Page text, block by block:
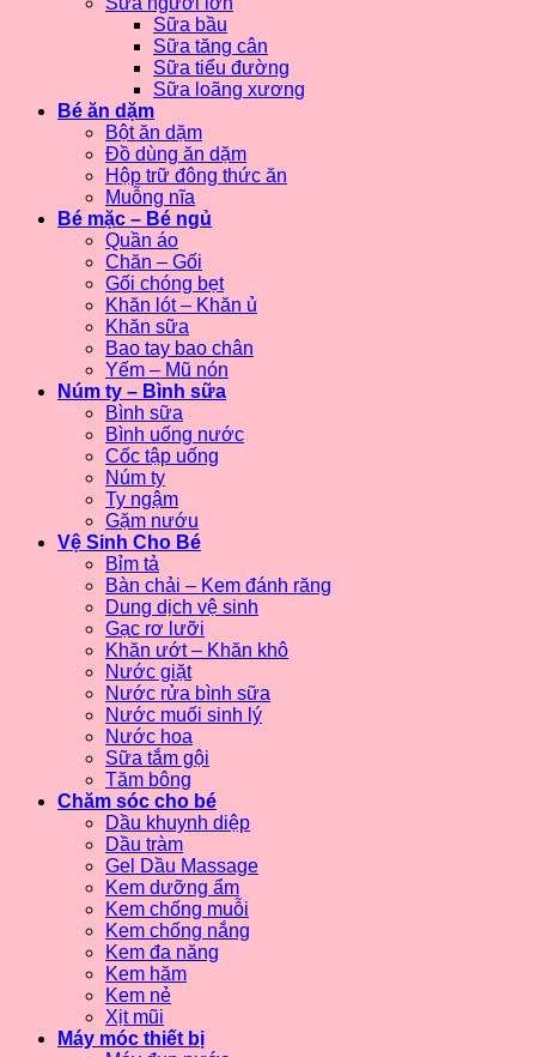
Sữa bầu
Sữa tăng cân
Sữa tiểu đường
Sữa loãng xương
Bé ăn dặm
Bột ăn dặm
Đồ dùng ăn dặm
Hộp trữ đông thức ăn
Muỗng nĩa
Bé mặc – Bé ngủ
Quần áo
Chăn – Gối
Gối chóng bẹt
Khăn lót – Khăn ủ
Khăn sữa
Bao tay bao chân
Yếm – Mũ nón
Núm ty – Bình sữa
Bình sữa
Bình uống nước
Cốc tập uống
Núm ty
Ty ngậm
Gặm nướu
Vệ Sinh Cho Bé
Bỉm tả
Bàn chải – Kem đánh răng
Dung dịch vệ sinh
Gạc rơ lưỡi
Khăn ướt – Khăn khô
Nước giặt
Nước rửa bình sữa
Nước muối sinh lý
Nước hoa
Sữa tắm gội
Tăm bông
Chăm sóc cho bé
Dầu khuynh diệp
Dầu tràm
Gel Dầu Massage
Kem dưỡng ẩm
Kem chống muỗi
Kem chống nắng
Kem đa năng
Kem hăm
Kem nẻ
Xịt mũi
Máy móc thiết bị